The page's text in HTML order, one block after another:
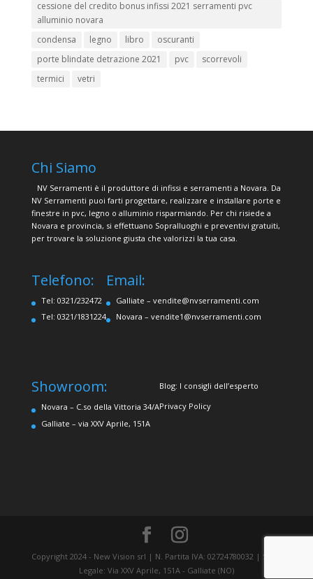
cessione del credito bonus infissi 2021 serramenti pvc
alluminio novara
condensa
legno libro
oscuranti
porte blindate detrazione 2021
pvc
scorrevoli
termici
vetri
Chi Siamo
NV Serramenti è il produttore di infissi e serramenti a Novara. Da
NV Serramenti puoi farti progettare, realizzare e installare porte e
finestre in pvc, legno o alluminio risparmiando. Per chi risiede a
Novara e provincia, si effettuano Sopralluoghi e preventivi gratuiti,
per trovare la soluzione giusta che valorizzi la tua casa.
Telefono:
Tel: 0321/232472
Tel: 0321/1831224
Email:
Galliate – vendite@nvserramenti.com
Novara – vendite1@nvserramenti.com
Showroom:
Novara – C.so della Vittoria 34/A
Galliate – via XXV Aprile, 151A
Blog: I consigli dell’esperto
Privacy Policy
Copyright 2024 - New Vision srl | N. Partita IVA: 02724780032 | Sede
Legale: Via XXV Aprile, 151A - Galliate (NO)